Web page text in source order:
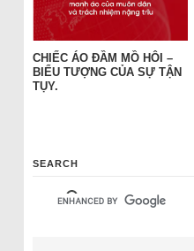
CHIẾC ÁO ĐẦM MỒ HÔI –
BIỂU TƯỢNG CỦA SỰ TẬN
TỤY.
SEARCH